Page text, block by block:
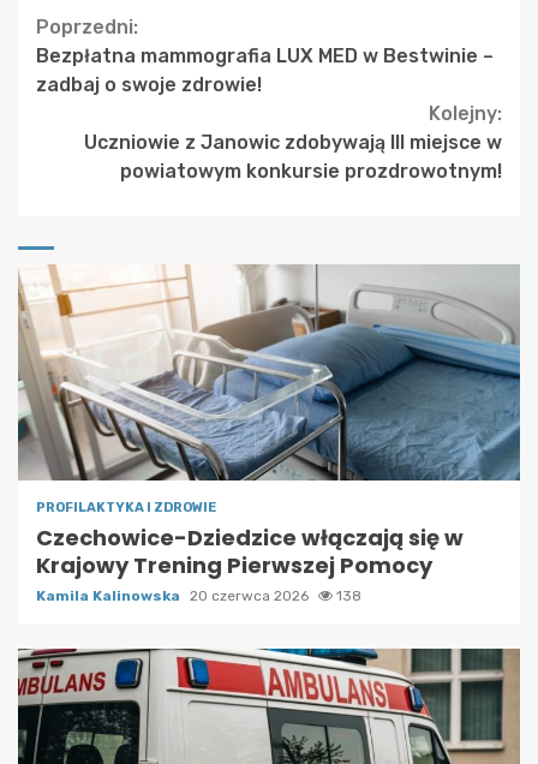
Continue
Reading
Poprzedni:
Bezpłatna mammografia LUX MED w Bestwinie –
zadbaj o swoje zdrowie!
Kolejny:
Uczniowie z Janowic zdobywają III miejsce w
powiatowym konkursie prozdrowotnym!
PROFILAKTYKA I ZDROWIE
Czechowice-Dziedzice włączają się w
Krajowy Trening Pierwszej Pomocy
Kamila Kalinowska 20 czerwca 2026 138